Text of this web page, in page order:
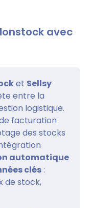
avec
et Sellsy
entre la
logistique.
facturation
des stocks
automatique
clés:
de stock,